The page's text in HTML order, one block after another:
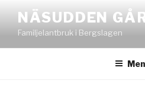
innehåll
NÄSUDDEN
Familjelantbruk i Bergslagen